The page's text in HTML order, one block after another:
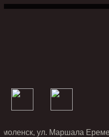
ул. Маршала